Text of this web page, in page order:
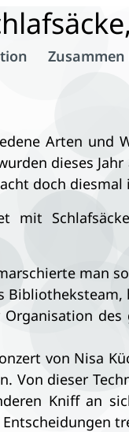
Arten
dieses
doch diesmal
man
von Nisa
Von dieser
Kniff an